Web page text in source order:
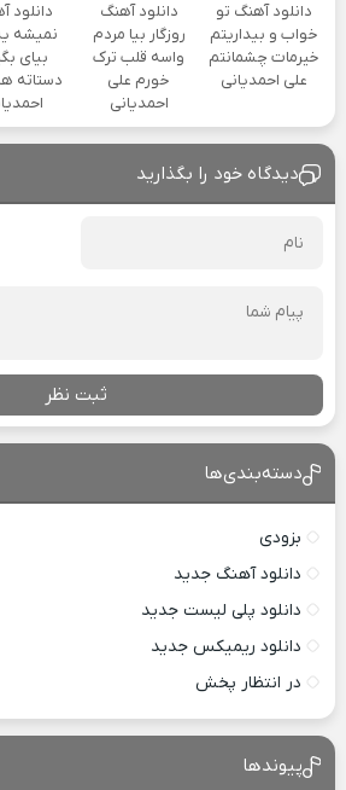
دانلود آهنگ تو
خواب و بیداریتم
خیرمات چشمانتم
علی احمدیانی
دانلود آهنگ
روزگار بیا مردم
واسه قلب ترک
خورم علی
احمدیانی
دانلود
نمیشه
بیای
دستاته
دیدگاه خود را بگذارید
ثبت نظر
دسته‌بندی‌ها
بزودی
دانلود آهنگ جدید
دانلود پلی لیست جدید
دانلود ریمیکس جدید
در انتظار پخش
پیوندها